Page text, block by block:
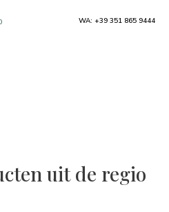
uit de regio
WA: +39 351 865 9444